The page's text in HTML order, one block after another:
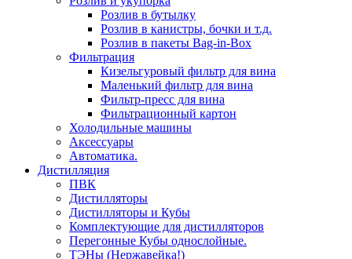
Розлив в бутылку
Розлив в канистры, бочки и т.д.
Розлив в пакеты Bag-in-Box
Фильтрация
Кизельгуровый фильтр для вина
Маленький фильтр для вина
Фильтр-пресс для вина
Фильтрационный картон
Холодильные машины
Аксессуары
Автоматика.
Дистилляция
ПВК
Дистилляторы
Дистилляторы и Кубы
Комплектующие для дистилляторов
Перегонные Кубы однослойные.
ТЭНы (Нержавейка!)